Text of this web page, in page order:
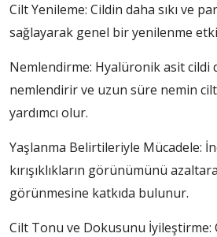
Cilt Yenileme: Cildin daha sıkı ve
sağlayarak genel bir yenilenme
Nemlendirme: Hyalüronik asit cildi
nemlendirir ve uzun süre nemin
yardımcı olur.
Yaşlanma Belirtileriyle Mücadele:
kırışıklıkların görünümünü
görünmesine katkıda bulunur.
Cilt Tonu ve Dokusunu İyileştirme: